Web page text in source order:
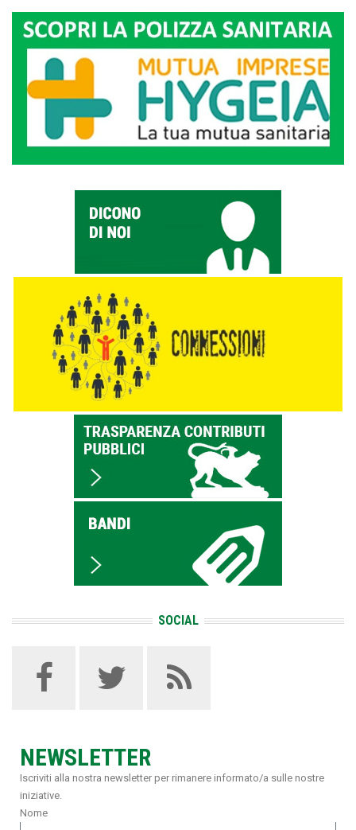
SOCIAL
NEWSLETTER
Iscriviti alla nostra newsletter per rimanere informato/a sulle nostre
iniziative.
Nome